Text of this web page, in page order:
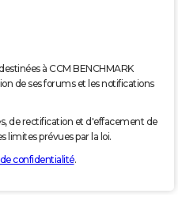
à CCM BENCHMARK
de ses forums et les notifications
de rectification et d'effacement de
limites prévues par la loi.
confidentialité.